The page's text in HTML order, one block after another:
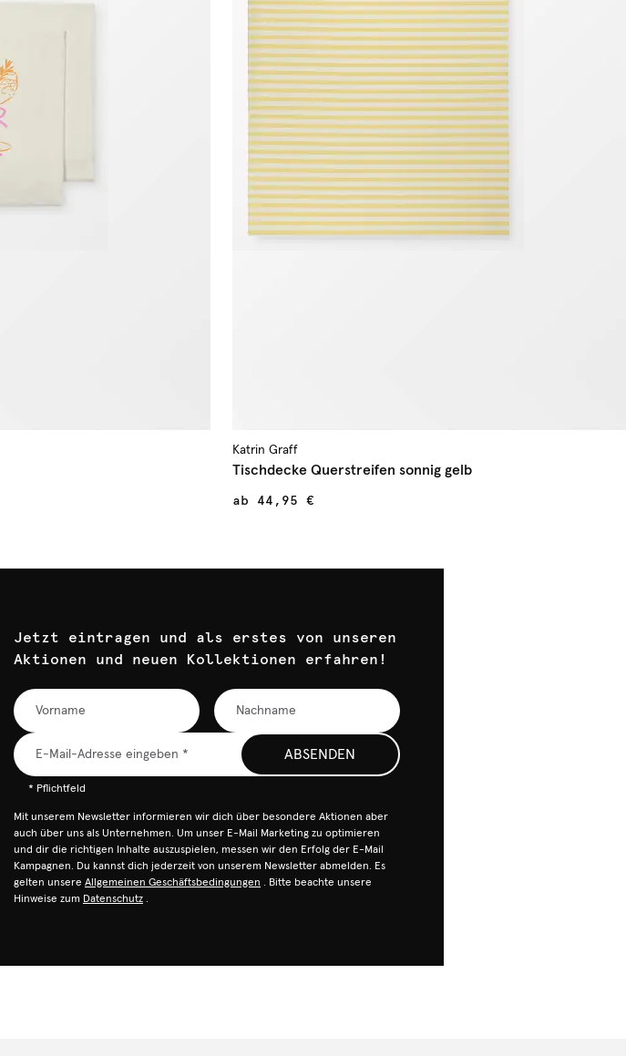
Katrin Graff
Tischdecke Querstreifen sonnig gelb
ab 44,95 €
Jetzt eintragen und als erstes von unseren
Aktionen und neuen Kollektionen erfahren!
ABSENDEN
* Pflichtfeld
Mit unserem Newsletter informieren wir dich über besondere Aktionen aber
auch über uns als Unternehmen. Um unser E-Mail Marketing zu optimieren
und dir die richtigen Inhalte auszuspielen, messen wir den Erfolg der E-Mail
Kampagnen. Du kannst dich jederzeit von unserem Newsletter abmelden. Es
gelten unsere Allgemeinen Geschäftsbedingungen . Bitte beachte unsere
Hinweise zum Datenschutz .